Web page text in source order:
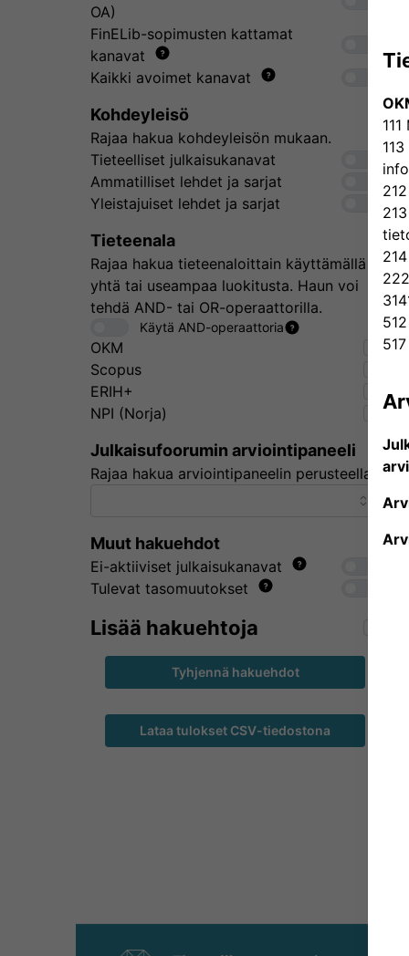
OA)
FinELib-sopimusten kattamat
kanavat
Kaikki avoimet kanavat
Kohdeyleisö
Rajaa hakua kohdeyleisön mukaan.
Tieteelliset julkaisukanavat
Ammatilliset lehdet ja sarjat
Yleistajuiset lehdet ja sarjat
Tieteenala
Rajaa hakua tieteenaloittain käyttämällä
yhtä tai useampaa luokitusta. Haun voi
tehdä AND- tai OR-operaattorilla.
Käytä AND-operaattoria
OKM
Scopus
ERIH+
NPI (Norja)
Julkaisufoorumin arviointipaneeli
Rajaa hakua arviointipaneelin perusteella.
Muut hakuehdot
Ei-aktiiviset julkaisukanavat
Tulevat tasomuutokset
Lisää hakuehtoja
Tyhjennä hakuehdot
Lataa tulokset CSV-tiedostona